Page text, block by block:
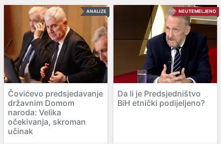
ANALIZE
Čovićevo predsjedavanje
državnim Domom
naroda: Velika
očekivanja, skroman
učinak
NEUTEMELJENO
Da li je Predsjedništvo
BiH etnički podijeljeno?